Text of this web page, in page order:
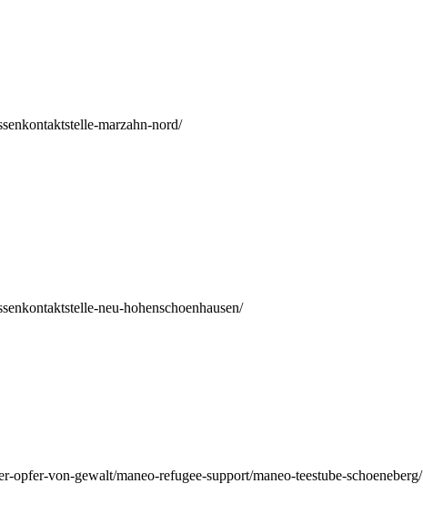
marzahn-nord/
neu-hohenschoenhausen/
von-gewalt/maneo-refugee-support/maneo-teestube-schoeneberg/